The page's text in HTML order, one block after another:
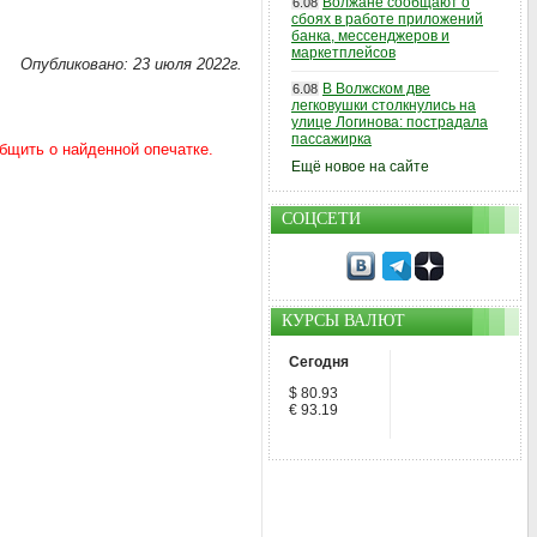
Опубликовано: 23 июля 2022г.
сбоях в работе приложений
банка, мессенджеров и
маркетплейсов
6.08 В Волжском две
легковушки столкнулись на
улице Логинова: пострадала
пассажирка
Ещё новое на сайте
СОЦСЕТИ
КУРСЫ ВАЛЮТ
Сегодня
$ 80.93
€ 93.19